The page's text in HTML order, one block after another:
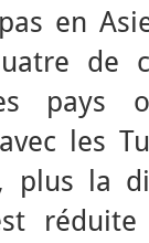
en
de
les
plus la